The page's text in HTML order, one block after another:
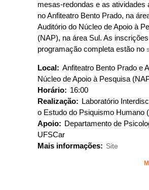
mesas-redondas e as atividades
no Anfiteatro Bento Prado, na
Auditório do Núcleo de Apoio à
(NAP), na área Sul. As
programação completa estão no
Local: Anfiteatro Bento Prado e
Núcleo de Apoio à Pesquisa
Horário: 16:00
Realização:
Laboratório
o Estudo do Psiquismo Humano
Apoio: Departamento de
UFSCar
Mais informações: Site